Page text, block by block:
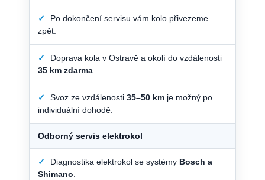
✓
Po dokončení servisu vám kolo přivezeme
zpět.
✓
Doprava kola v Ostravě a okolí do vzdálenosti
35 km zdarma.
✓ Svoz ze vzdálenosti 35–50 km je možný po
individuální dohodě.
Odborný servis elektrokol
✓ Diagnostika elektrokol se systémy Bosch a
Shimano.